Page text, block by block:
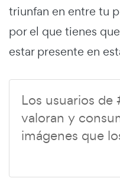
triunfan en entre tu
por el que tienes
estar presente en
Los usuarios de
valoran y
imágenes que